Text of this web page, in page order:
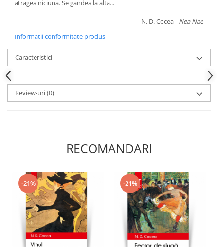
atragea niciuna. Se gandea la alta...
N. D. Cocea - Nea Nae
Informatii conformitate produs
Caracteristici
Review-uri(0)
RECOMANDARI
-21% -21%